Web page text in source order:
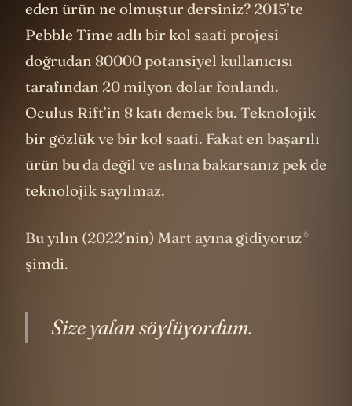
eden ürün ne olmuştur dersiniz? 2015’te
Pebble Time adlı bir kol saati projesi
doğrudan 80000 potansiyel kullanıcısı
tarafından 20 milyon dolar fonlandı.
Oculus Rift’in 8 katı demek bu. Teknolojik
bir gözlük ve bir kol saati. Fakat en başarılı
ürün bu da değil ve aslına bakarsanız pek de
teknolojik sayılmaz.
Bu yılın (2022’nin) Mart ayına gidiyoruz6
şimdi.
Size yalan söylüyordum.